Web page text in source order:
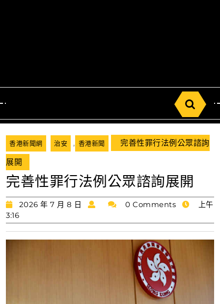
for:
香港新聞網 治安 , 香港新聞 完善性罪行法例公眾諮詢
展開
完善性罪行法例公眾諮詢展開
2026 年 7 月 8 日
2026
7
0 Comments
上午
3:16